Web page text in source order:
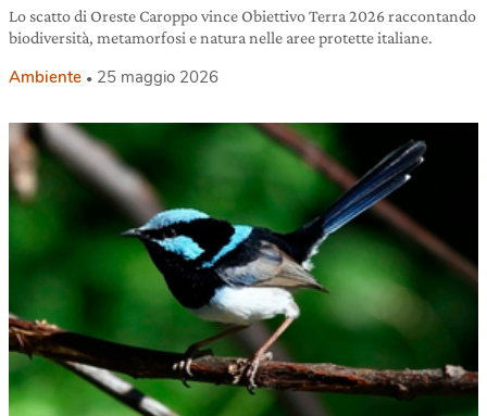
Lo scatto di Oreste Caroppo vince Obiettivo Terra 2026 raccontando
biodiversità, metamorfosi e natura nelle aree protette italiane.
Ambiente 25 maggio 2026